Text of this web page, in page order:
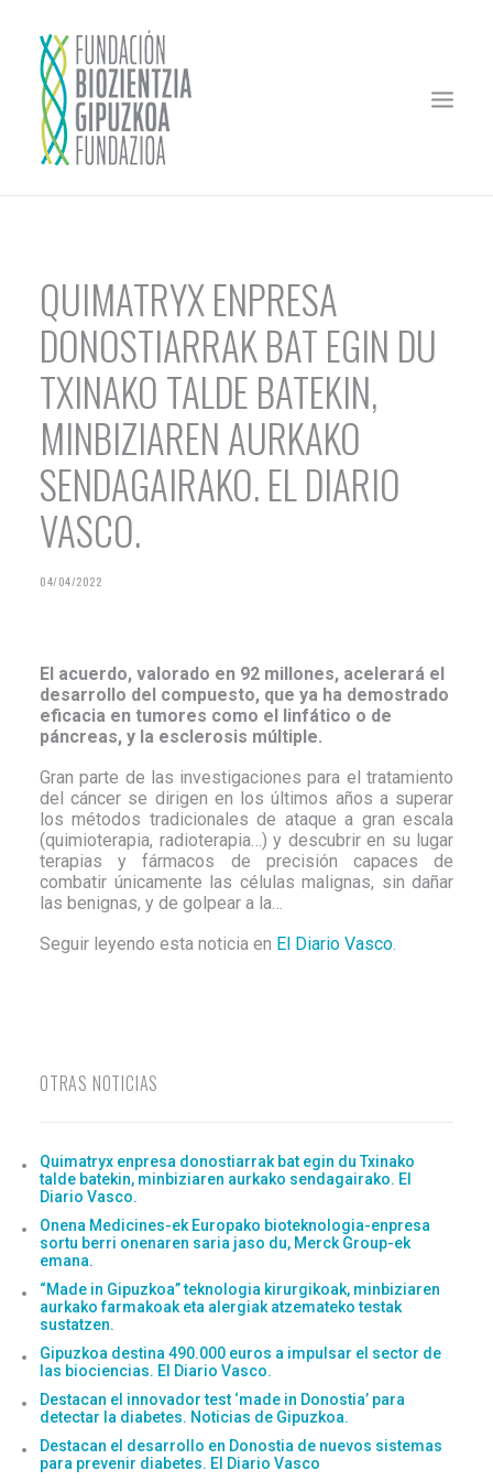
FUNDAZIOA
MEZENASGOA
ZURE PROIEKTUA FINANTZIATU
EZOHIKO DEIALDIA
EBALUAZIO BATZORDEAK
SOSTENGATUTAKO ENPRESAK
BERRIAK
KONTRATAZIOAK
HARREMANETARAKO
QUIMATRYX ENPRESA
DONOSTIARRAK BAT EGIN DU
TXINAKO TALDE BATEKIN,
MINBIZIAREN AURKAKO
SENDAGAIRAKO. EL DIARIO
VASCO.
04/04/2022
El acuerdo, valorado en 92 millones, acelerará el
desarrollo del compuesto, que ya ha demostrado
eficacia en tumores como el linfático o de
páncreas, y la esclerosis múltiple.
Gran parte de las investigaciones para el tratamiento
del cáncer se dirigen en los últimos años a superar
los métodos tradicionales de ataque a gran escala
(quimioterapia, radioterapia…) y descubrir en su lugar
terapias y fármacos de precisión capaces de
combatir únicamente las células malignas, sin dañar
las benignas, y de golpear a la…
Seguir leyendo esta noticia en El Diario Vasco.
OTRAS NOTICIAS
Quimatryx enpresa donostiarrak bat egin du Txinako
talde batekin, minbiziaren aurkako sendagairako. El
Diario Vasco.
Onena Medicines-ek Europako bioteknologia-enpresa
sortu berri onenaren saria jaso du, Merck Group-ek
emana.
“Made in Gipuzkoa” teknologia kirurgikoak, minbiziaren
aurkako farmakoak eta alergiak atzemateko testak
sustatzen.
Gipuzkoa destina 490.000 euros a impulsar el sector de
las biociencias. El Diario Vasco.
Destacan el innovador test ‘made in Donostia’ para
detectar la diabetes. Noticias de Gipuzkoa.
Destacan el desarrollo en Donostia de nuevos sistemas
para prevenir diabetes. El Diario Vasco